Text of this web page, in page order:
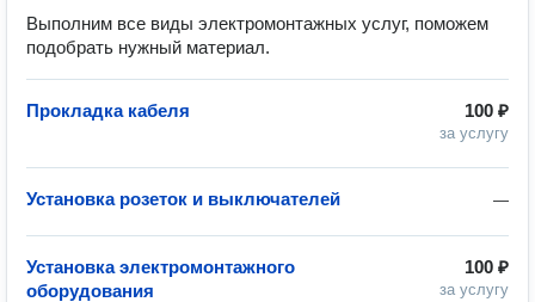
Выполним все виды электромонтажных услуг, поможем
подобрать нужный материал.
100 ₽
за услугу
Прокладка кабеля
—
Установка розеток и выключателей
100 ₽
за услугу
Установка электромонтажного
оборудования